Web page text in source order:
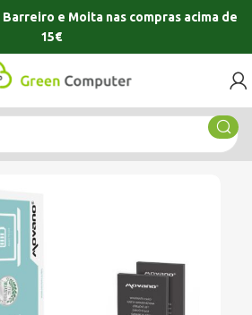
Barreiro e Moitanas compras acima de
15€